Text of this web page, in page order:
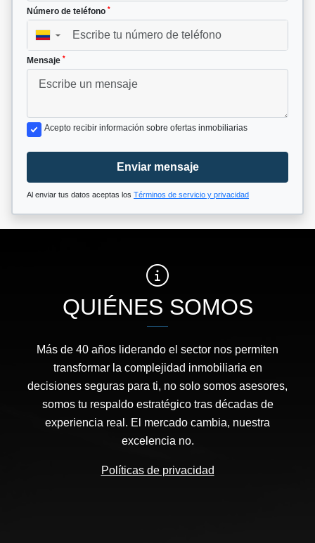
Número de teléfono *
▼
Mensaje *
Acepto recibir información sobre ofertas inmobiliarias
Enviar mensaje
Al enviar tus datos aceptas los Términos de servicio y privacidad
QUIÉNES SOMOS
Más de 40 años liderando el sector nos permiten
transformar la complejidad inmobiliaria en
decisiones seguras para ti, no solo somos asesores,
somos tu respaldo estratégico tras décadas de
experiencia real. El mercado cambia, nuestra
excelencia no.
Políticas de privacidad